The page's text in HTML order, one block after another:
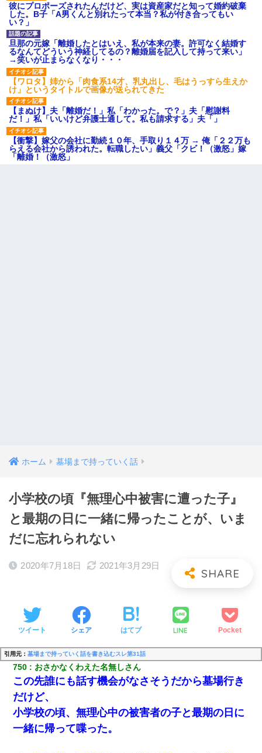
彼にプロポーズされたんだけど、実は資産家だと知って婚約破棄
した。B子「A男くんと別れたって本当？私が付き合ってもい
い？」
旦那の元嫁「離婚したとはいえ、私が本来の妻。許可なく結婚す
るなんてどういう神経してるの？離婚届を記入して持って来い」
→笑いが止まらなくなり・・・
【ワロタ】姉から「肉食系14才、乳丸出し、毛はうっすら生えか
け」というタイトルで画像が送られてきた
【まぬけ】夫「離婚だ！」私「わかった。で？」夫「慰謝料
だ！」私「いいけど弁護士通して。私も請求する」夫「」
【衝撃】嫁父の会社に勤続１０年、手取り１４万 → 俺「２２万も
らえる会社から誘われた。転職したい」義父「クビ！（激怒」嫁
「離婚！（激怒」
ホーム 墓場まで持っていく話
小学校の頃『無理心中被害に遭った子』
と最期の日に一緒に帰ったことが、いま
だに忘れられない
2020年7月18日 2021年3月29日
ツイート シェア はてブ LINE Pocket
引用元： 墓場まで持っていく話を書き込むスレ第31話
750 おさかなくわえた名無しさん
この先誰にも話す機会がなさそうだから墓場行き
だけど、
小学校の頃、無理心中の被害者の子と最期の日に
一緒に帰って喋った。